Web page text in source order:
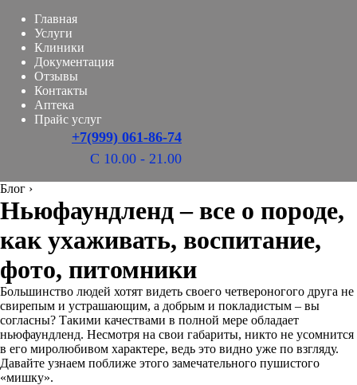
Главная
Услуги
Клиники
Документация
Отзывы
Контакты
Аптека
Прайс услуг
+7(999) 061-86-74
С 10.00 - 21.00
Блог ›
Ньюфаундленд – все о породе,
как ухаживать, воспитание,
фото, питомники
Большинство людей хотят видеть своего четвероногого друга не
свирепым и устрашающим, а добрым и покладистым – вы
согласны? Такими качествами в полной мере обладает
ньюфаундленд. Несмотря на свои габариты, никто не усомнится
в его миролюбивом характере, ведь это видно уже по взгляду.
Давайте узнаем поближе этого замечательного пушистого
«мишку».